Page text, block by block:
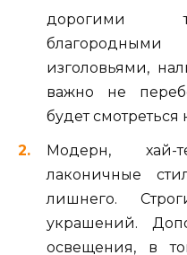
дорогими
изголовьями,
важно не
будет смотреться
Модерн, хай-
лаконичные
лишнего.
украшений.
освещения, в